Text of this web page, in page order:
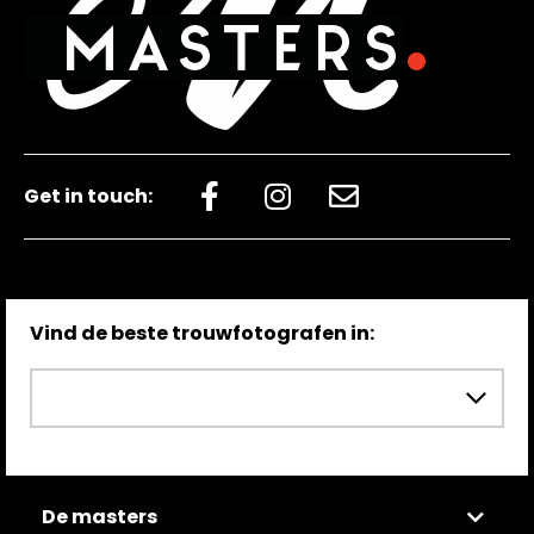
hebt vastgelegd. Dit is wat mij betreft
onbetaalbaar, dank daarvoor uit de
bodem van mijn hart. Het feit dat ik
weet dat ik elke keer weer terug kan
in de tijd, terug naar de mooiste dag
ons zelf het mooiste gegeven,
#nodisrespect #sosolobi. Onze
bruiloft was prachtig, vol
hoogtepunten die je allemaal hebt
allerlei posities puur topsport!! Ook
jouw flexibiliteit toen we vroegen of je
foto’s! Op de grote dag zelf maakte
ze zichzelf bijna onzichtbaar.
Hierdoor zijn de foto’s lekker
spontaan en konden wij ons volledig
uiteindelijke resultaat was nog
mooier dan gehoopt! Ze weet de
ons voorbij waren gegaan. De
details prachtig te verwerken. De
Get in touch:
Vind de beste trouwfotografen in:
De masters